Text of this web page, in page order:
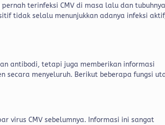
terinfeksi CMV di masa lalu dan tubuhnya
tidak selalu menunjukkan adanya infeksi
antibodi, tetapi juga memberikan informasi
secara menyeluruh. Berikut beberapa fungsi
virus CMV sebelumnya. Informasi ini sangat